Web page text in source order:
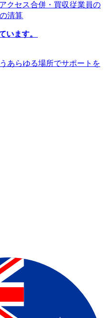
クセス​​合併・買収​​従業員の
清算​​
います。​​
あらゆる場所でサポートを